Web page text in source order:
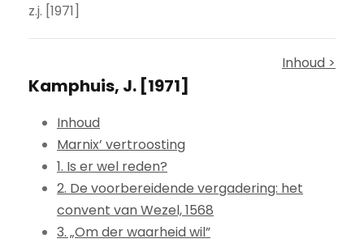
z.j. [1971]
Inhoud >
Kamphuis, J. [1971]
Inhoud
Marnix’ vertroosting
1. Is er wel reden?
2. De voorbereidende vergadering: het
convent van Wezel, 1568
3. „Om der waarheid wil”